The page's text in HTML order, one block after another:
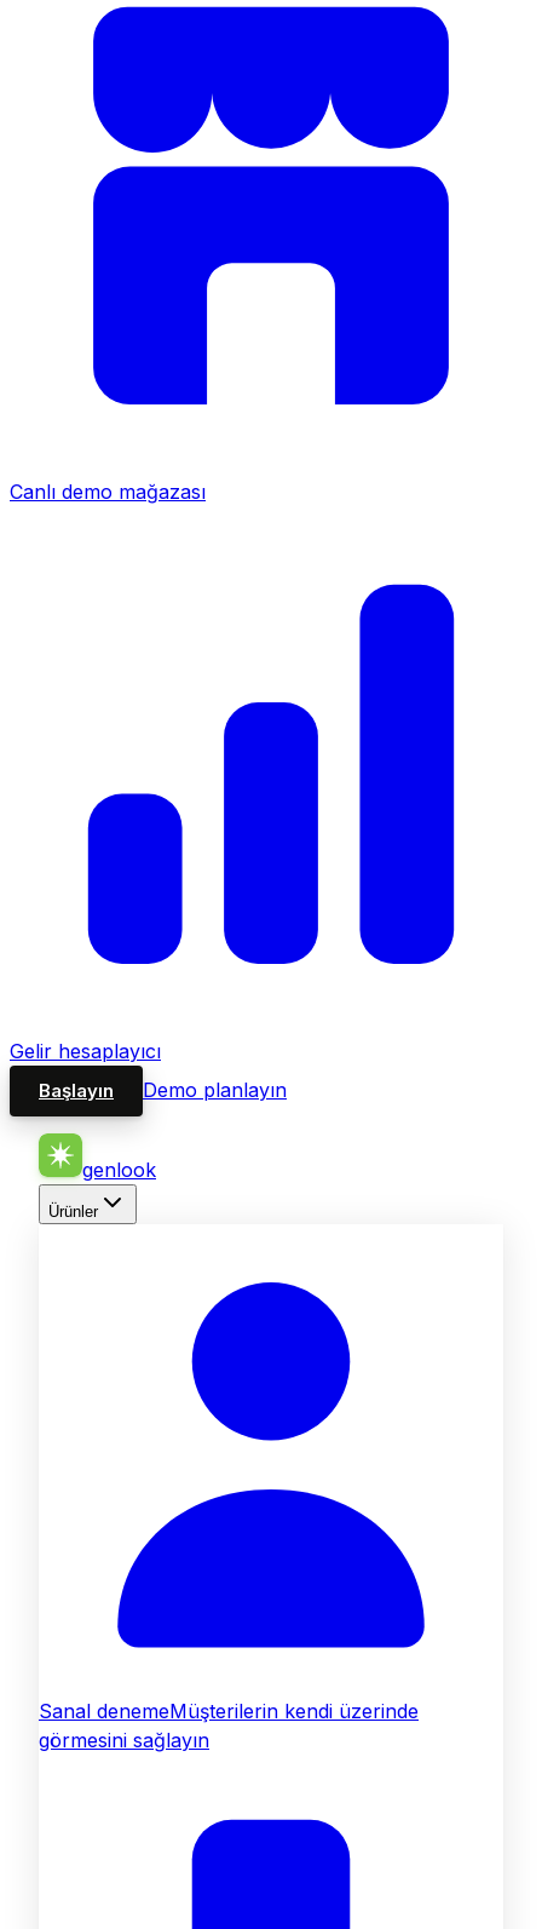
Canlı demo mağazası
Gelir hesaplayıcı
Başlayın Demo planlayın
genlook
Ürünler
Sanal denemeMüşterilerin kendi üzerinde
görmesini sağlayın